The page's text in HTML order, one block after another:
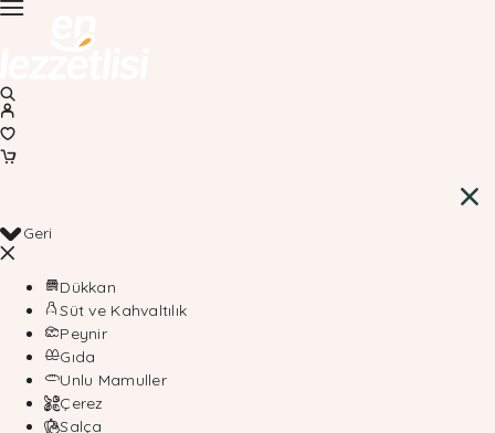
Geri
Dükkan
Süt ve Kahvaltılık
Peynir
Gıda
Unlu Mamuller
Çerez
Salça